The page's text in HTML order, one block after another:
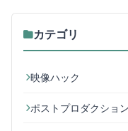
カテゴリ
映像ハック
ポストプロダクショ